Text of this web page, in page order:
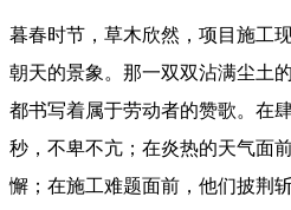
暮春时节，草木欣然，项目施工
朝天的景象。那一双双沾满尘土
都书写着属于劳动者的赞歌。在
秒，不卑不亢；在炎热的天气面
懈；在施工难题面前，他们披荆